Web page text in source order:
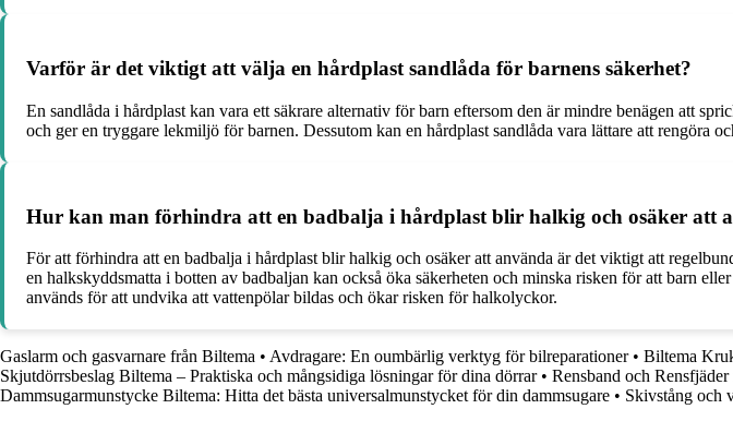
Varför är det viktigt att välja en hårdplast sandlåda för barnens säkerhet?
En sandlåda i hårdplast kan vara ett säkrare alternativ för barn eftersom den är mindre benägen att
och ger en tryggare lekmiljö för barnen. Dessutom kan en hårdplast sandlåda vara lättare att rengöra
Hur kan man förhindra att en badbalja i hårdplast blir halkig och osäker att
För att förhindra att en badbalja i hårdplast blir halkig och osäker att använda är det viktigt att
en halkskyddsmatta i botten av badbaljan kan också öka säkerheten och minska risken för att barn
används för att undvika att vattenpölar bildas och ökar risken för halkolyckor.
Gaslarm och gasvarnare från Biltema • Avdragare: En oumbärlig verktyg för bilreparationer• Biltema
Skjutdörrsbeslag Biltema – Praktiska och mångsidiga lösningar för dina dörrar• Rensband och
Dammsugarmunstycke Biltema: Hitta det bästa universalmunstycket för din dammsugare • Skivstång och